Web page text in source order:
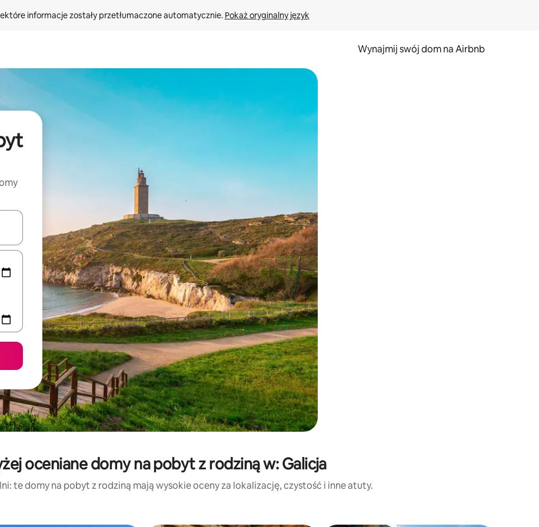
informacje zostały przetłumaczone automatycznie. Pokaż oryginalny język
Wynajmij swój dom na Airbnb
po nich za pomocą klawiszy strzałek w górę i w dół lub przeglądać je za pomocą gestów dotykowych lub przesuwania.
oceniane domy na pobyt z rodziną w: Galicja
te domy na pobyt z rodziną mają wysokie oceny za lokalizację, czystość i inne atuty.